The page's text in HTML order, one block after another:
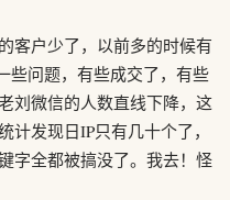
客户少了，以前多的时候有
些问题，有些成交了，有些
刘微信的人数直线下降，这
发现日IP只有几十个了，
字全都被搞没了。我去！怪